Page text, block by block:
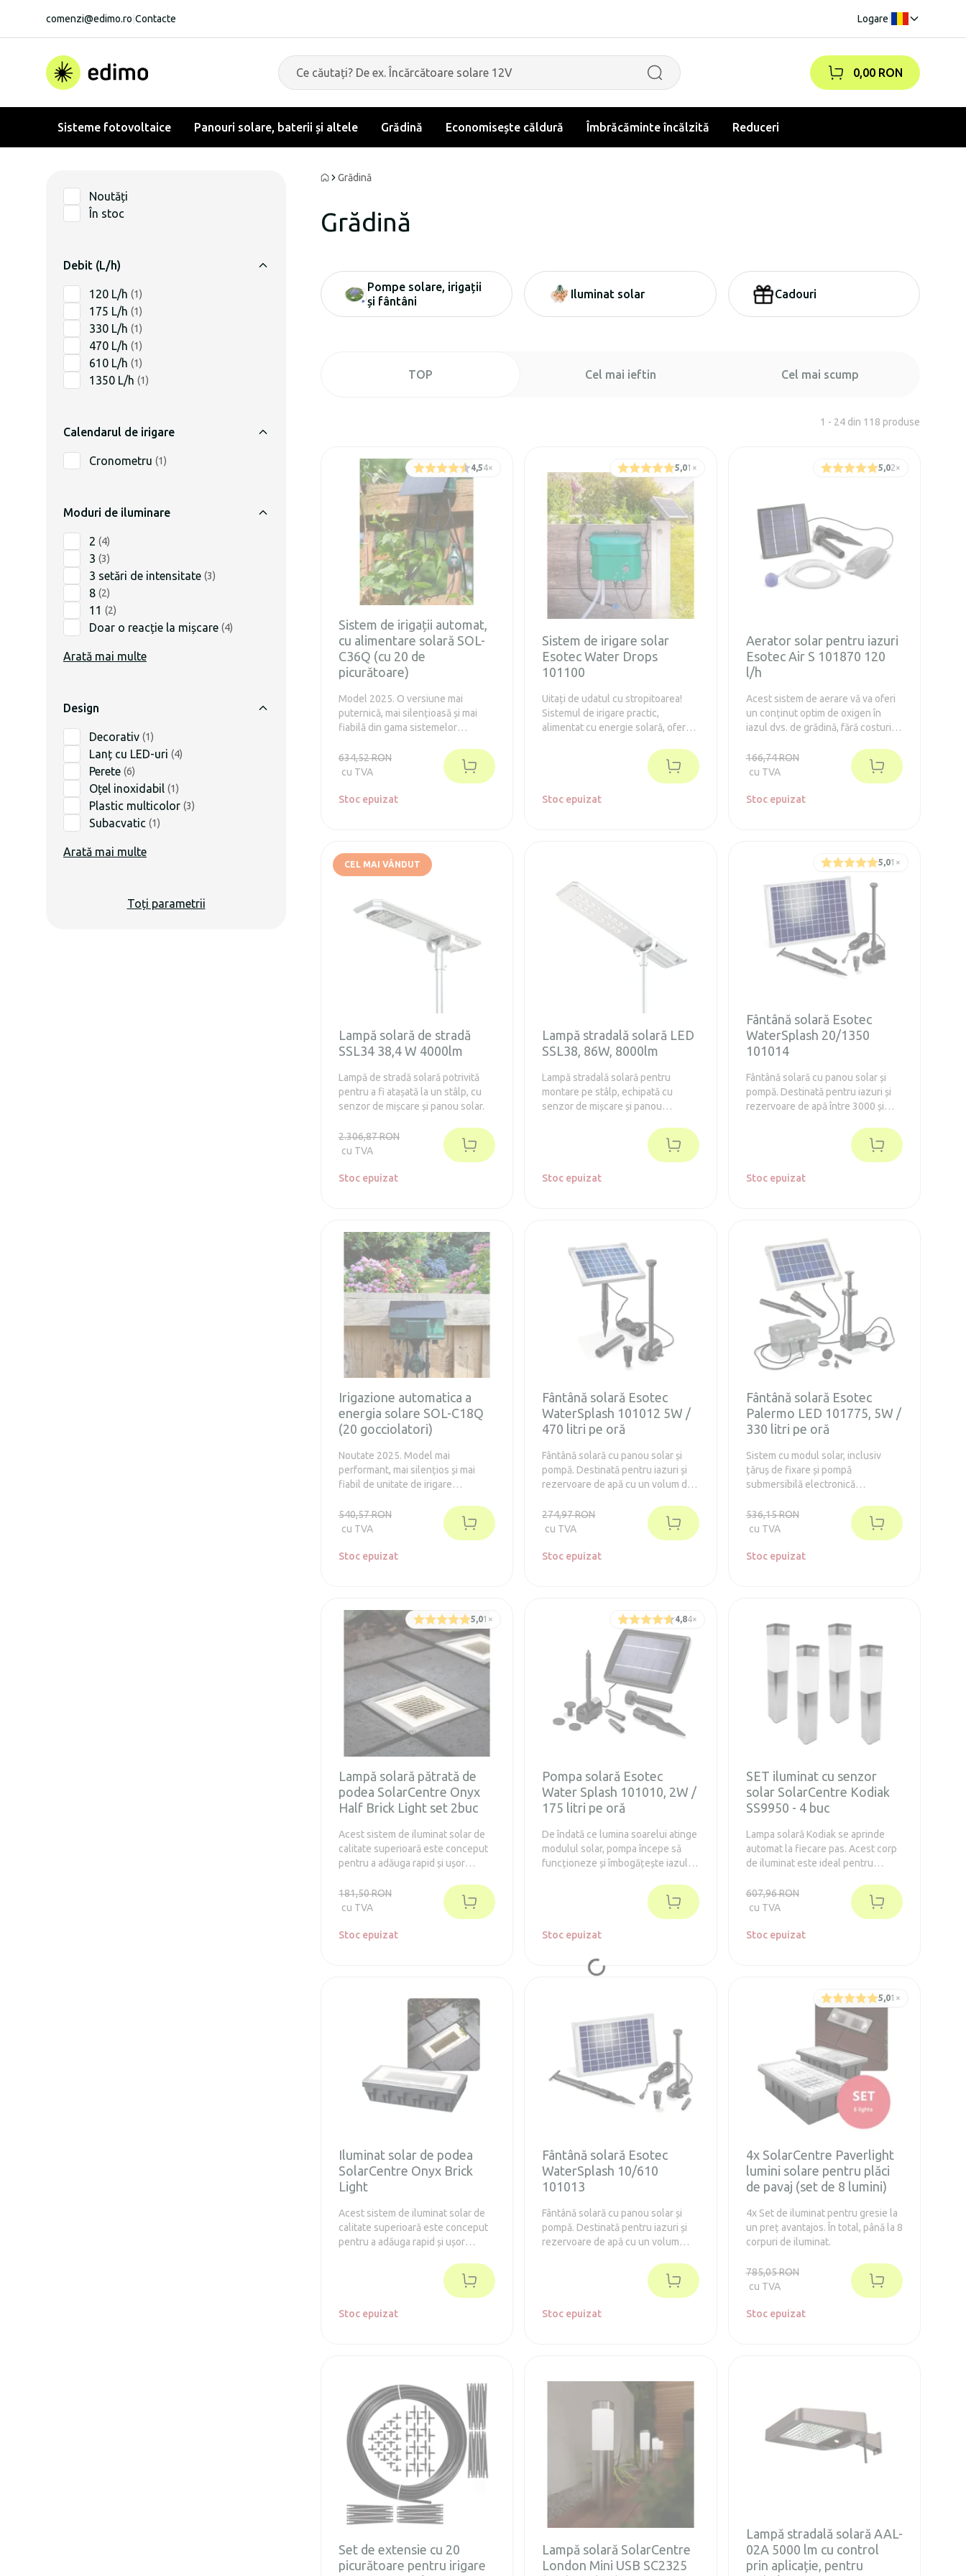
comenzi@edimo.ro Contacte Logare
0,00 RON
Sisteme fotovoltaice Panouri solare, baterii și altele Grădină Economisește căldură Îmbrăcăminte încălzită Reduceri
Noutăți
În stoc
Debit (L/h)
120 L/h (1)
175 L/h (1)
330 L/h (1)
470 L/h (1)
610 L/h (1)
1350 L/h (1)
Calendarul de irigare
Cronometru (1)
Moduri de iluminare
2 (4)
3 (3)
3 setări de intensitate (3)
8 (2)
11 (2)
Doar o reacție la mișcare (4)
Arată mai multe
Design
Decorativ (1)
Lanț cu LED-uri (4)
Perete (6)
Oțel inoxidabil (1)
Plastic multicolor (3)
Subacvatic (1)
Arată mai multe
Toți parametrii
Grădină
Grădină
Pompe solare, irigații
și fântâni
Iluminat solar Cadouri
TOP Cel mai ieftin Cel mai scump
1 - 24 din 118 produse
4,54×
Sistem de irigații automat,
cu alimentare solară SOL-
C36Q (cu 20 de
picurătoare)
Model 2025. O versiune mai
puternică, mai silențioasă și mai
fiabilă din gama sistemelor
solare este ideal pentru grădini
mici și mijlocii, sere, balcoane sau
terase. Nu necesită cabluri
electrice sau conectare la rețeaua
634,52 RON
cu TVA
Stoc epuizat
5,01 ×
Sistem de irigare solar
Esotec Water Drops
101100
Uitați de udatul cu stropitoarea!
Sistemul de irigare practic,
alimentat cu energie solară, oferă
solariilor, ghivecelor, independent
Stoc epuizat
5,02×
Aerator solar pentru iazuri
Esotec Air S 101870 120
l/h
Acest sistem de aerare vă va oferi
un conținut optim de oxigen în
iazul dvs. de grădină, fără costuri
166,74 RON
cu TVA
Stoc epuizat
CEL MAI VÂNDUT
Lampă solară de stradă
SSL34 38,4 W 4000lm
Lampă de stradă solară potrivită
pentru a fi atașată la un stâlp, cu
senzor de mișcare și panou solar.
2.306,87 RON
cu TVA
Stoc epuizat
Lampă stradală solară LED
SSL38, 86W, 8000lm
Lampă stradală solară pentru
montare pe stâlp, echipată cu
senzor de mișcare și panou
Stoc epuizat
5,01 ×
Fântână solară Esotec
WaterSplash 20/1350
101014
Fântână solară cu panou solar și
pompă. Destinată pentru iazuri și
rezervoare de apă între 3000 și
Stoc epuizat
Irigazione automatica a
energia solare SOL-C18Q
(20 gocciolatori)
Noutate 2025. Model mai
performant, mai silențios și mai
fiabil de unitate de irigare
este ideal pentru grădini mici și
medii, sere, balcoane și terase. Nu
sunt necesare cabluri sau
conducte de apă, aveți nevoie doar
540,57 RON
cu TVA
Stoc epuizat
Fântână solară Esotec
WaterSplash 101012 5W /
470 litri pe oră
Fântână solară cu panou solar și
pompă. Destinată pentru iazuri și
rezervoare de apă cu un volum de
274,97 RON
cu TVA
Stoc epuizat
Fântână solară Esotec
Palermo LED 101775, 5W /
330 litri pe oră
Sistem cu modul solar, inclusiv
țăruș de fixare și pompă
submersibilă electronică
soarelui, energia electrică este
stocată în baterii.
536,15 RON
cu TVA
Stoc epuizat
5,01 ×
Lampă solară pătrată de
podea SolarCentre Onyx
Half Brick Light set 2buc
Acest sistem de iluminat solar de
calitate superioară este conceput
pentru a adăuga rapid și ușor
nevoie de cabluri electrice.
181,50 RON
cu TVA
Stoc epuizat
4,84×
Pompa solară Esotec
Water Splash 101010, 2W /
175 litri pe oră
De îndată ce lumina soarelui atinge
modulul solar, pompa începe să
funcționeze și îmbogățește iazul
frumoasă fântână. Jetul de apă
poate atinge o înălțime de până la
70 cm și sunt disponibile 4 duze
diferite, care vă permit să schimbați
Instalarea este simplă și poate fi
realizată de oricine.
Stoc epuizat
SET iluminat cu senzor
solar SolarCentre Kodiak
SS9950 - 4 buc
Lampa solară Kodiak se aprinde
automat la fiecare pas. Acest corp
de iluminat este ideal pentru
introducerea corpurilor de iluminat
clasice alimentate de la rețea.
607,96 RON
cu TVA
Stoc epuizat
Iluminat solar de podea
SolarCentre Onyx Brick
Light
Acest sistem de iluminat solar de
calitate superioară este conceput
pentru a adăuga rapid și ușor
nevoie de cabluri electrice.
Stoc epuizat
Fântână solară Esotec
WaterSplash 10/610
101013
Fântână solară cu panou solar și
pompă. Destinată pentru iazuri și
rezervoare de apă cu un volum
Stoc epuizat
5,01 ×
4x SolarCentre Paverlight
lumini solare pentru plăci
de pavaj (set de 8 lumini)
4x Set de iluminat pentru gresie la
un preț avantajos. În total, până la 8
corpuri de iluminat.
785,05 RON
cu TVA
Stoc epuizat
Set de extensie cu 20
picurătoare pentru irigare
Lampă solară SolarCentre
London Mini USB SC2325
Lampă stradală solară AAL-
02A 5000 lm cu control
prin aplicație, pentru